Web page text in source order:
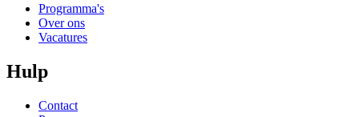
Programma's
Over ons
Vacatures
Hulp
Contact